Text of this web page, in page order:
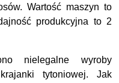
Wartość maszyn to
produkcyjna to 2
nielegalne wyroby
tytoniowej. Jak